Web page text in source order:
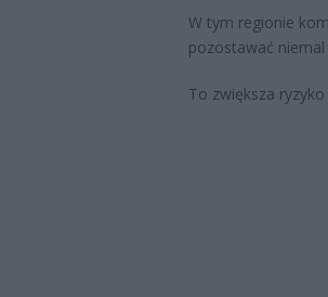
W tym regionie
pozostawać
To zwiększa